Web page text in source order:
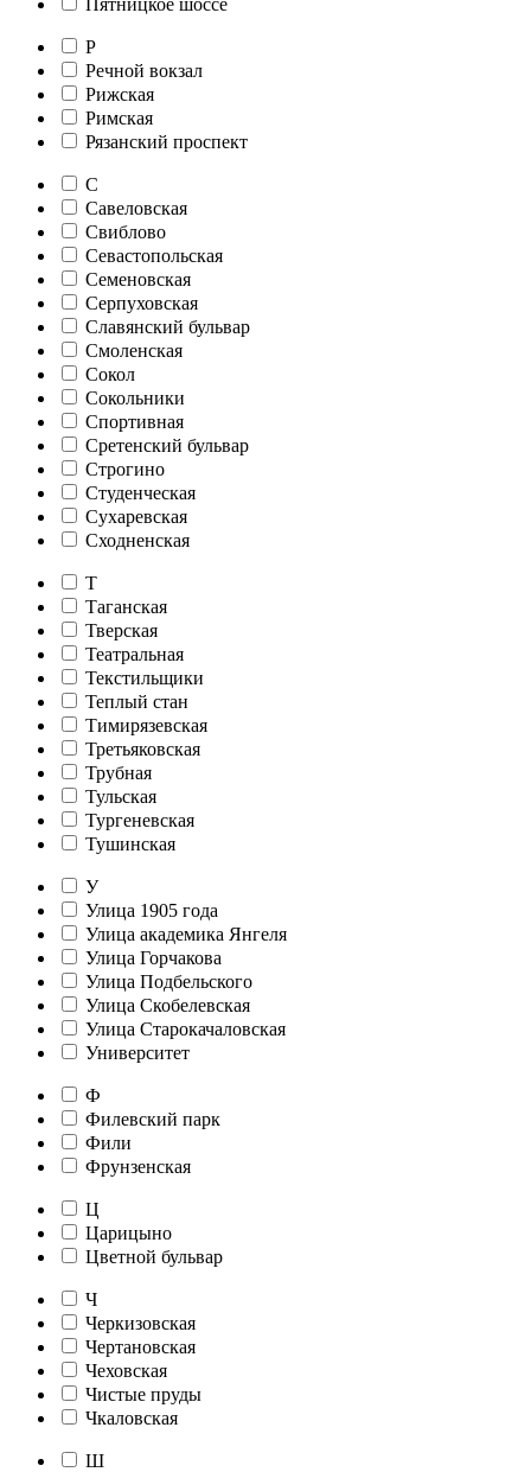
Р
Речной вокзал
Рижская
Римская
Рязанский проспект
С
Савеловская
Свиблово
Севастопольская
Семеновская
Серпуховская
Славянский бульвар
Смоленская
Сокол
Сокольники
Спортивная
Сретенский бульвар
Строгино
Студенческая
Сухаревская
Сходненская
Т
Таганская
Тверская
Театральная
Текстильщики
Теплый стан
Тимирязевская
Третьяковская
Трубная
Тульская
Тургеневская
Тушинская
У
Улица 1905 года
Улица академика Янгеля
Улица Горчакова
Улица Подбельского
Улица Скобелевская
Улица Старокачаловская
Университет
Ф
Филевский парк
Фили
Фрунзенская
Ц
Царицыно
Цветной бульвар
Ч
Черкизовская
Чертановская
Чеховская
Чистые пруды
Чкаловская
Ш